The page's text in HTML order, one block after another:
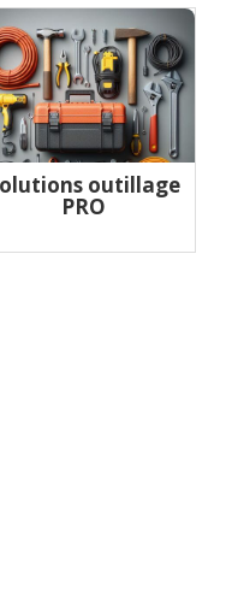
outillage
PRO